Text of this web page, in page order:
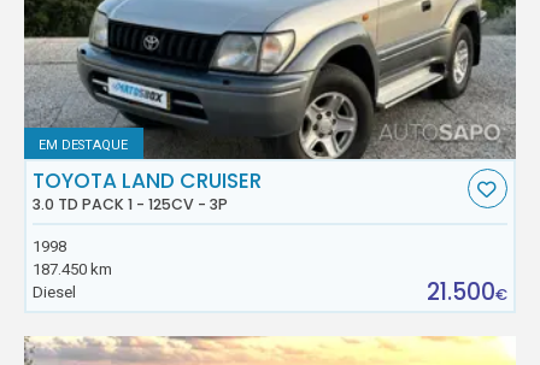
EM DESTAQUE
TOYOTA LAND CRUISER
3.0 TD PACK 1 - 125CV - 3P
1998
187.450 km
Diesel
21.500€